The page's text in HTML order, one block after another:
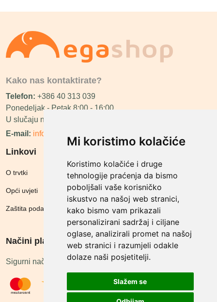
Mi koristimo kolačiće
Koristimo kolačiće i druge
tehnologije praćenja da bismo
poboljšali vaše korisničko
iskustvo na našoj web stranici,
kako bismo vam prikazali
personalizirani sadržaj i ciljane
oglase, analizirali promet na našoj
web stranici i razumjeli odakle
dolaze naši posjetitelji.
Slažem se
Kako nas kontaktirate?
Telefon: +386 40 313 039
Ponedeljak - Petak 8:00 - 16:00
U slučaju neraspoloživosti ćemo vas nazvati.
E-mail: info@megashop.hr
Linkovi
O trvtki
Opći uvjeti
Zaštita podataka
Načini plačanja
Sigurni načini plaćanja